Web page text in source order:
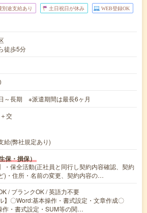
別途支給あり 土日祝日が休み WEB登録OK
徒歩5分
～長期 ※派遣期間は最長6ヶ月
交
給(弊社規定あり)
保・損保）
・保全活動(正社員と同行し契約内容確認、契約
)・住所・名前の変更、契約内容の…
/ ブランクOK / 英語力不要
】〇Word:基本操作・書式設定・文章作成〇
作・書式設定・SUM等の関…